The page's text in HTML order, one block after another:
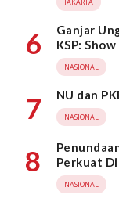
6
Ganjar
KSP:
NASIONAL
7 NU dan
NASIONAL
8
Perkuat
NASIONAL